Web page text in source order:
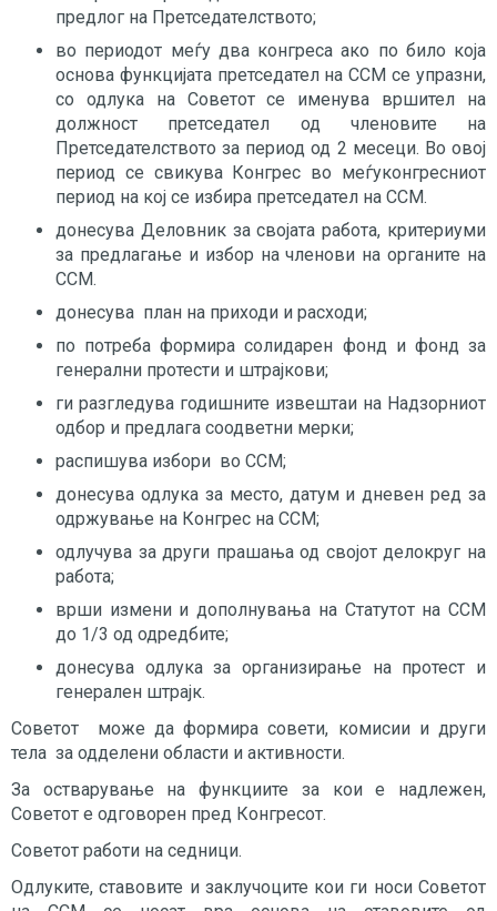
предлог на Претседателството;
во периодот меѓу два конгреса ако по било која
основа функцијата претседател на ССМ се упразни,
со одлука на Советот се именува вршител на
должност претседател од членовите на
Претседателството за период од 2 месеци. Во овој
период се свикува Конгрес во меѓуконгресниот
период на кој се избира претседател на ССМ.
донесува Деловник за својата работа, критериуми
за предлагање и избор на членови на органите на
ССМ.
донесува план на приходи и расходи;
по потреба формира солидарен фонд и фонд за
генерални протести и штрајкови;
ги разгледува годишните извештаи на Надзорниот
одбор и предлага соодветни мерки;
распишува избори во ССМ;
донесува одлука за место, датум и дневен ред за
одржување на Конгрес на ССМ;
одлучува за други прашања од својот делокруг на
работа;
врши измени и дополнувања на Статутот на ССМ
до 1/3 од одредбите;
донесува одлука за организирање на протест и
генерален штрајк.
Советот може да формира совети, комисии и други
тела за одделени области и активности.
За остварување на функциите за кои е надлежен,
Советот е одговорен пред Конгресот.
Советот работи на седници.
Одлуките, ставовите и заклучоците кои ги носи Советот